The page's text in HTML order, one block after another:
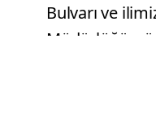
Bulvarı ve